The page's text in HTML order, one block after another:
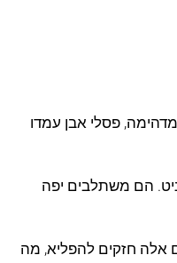
פסלי אבן עמדו
הם משתלבים יפה
אלה חזקים להפליא, מה